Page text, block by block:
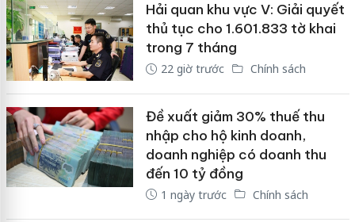
Hải quan khu vực V: Giải quyết
thủ tục cho 1.601.833 tờ khai
trong 7 tháng
22 giờ trước Chính sách
Đề xuất giảm 30% thuế thu
nhập cho hộ kinh doanh,
doanh nghiệp có doanh thu
đến 10 tỷ đồng
1 ngày trước Chính sách